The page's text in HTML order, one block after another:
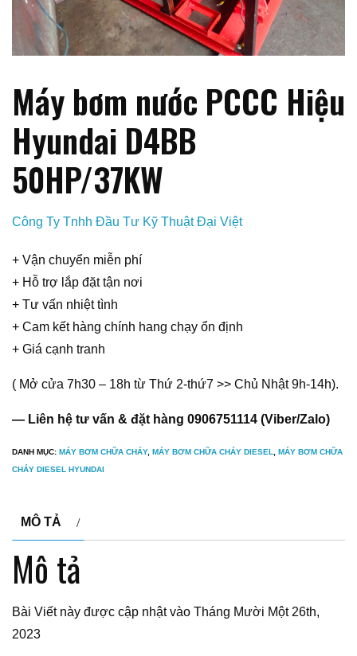
Máy bơm nước PCCC Hiệu
Hyundai D4BB
50HP/37KW
Công Ty Tnhh Đầu Tư Kỹ Thuật Đại Việt
+ Vận chuyển miễn phí
+ Hỗ trợ lắp đặt tận nơi
+ Tư vấn nhiệt tình
+ Cam kết hàng chính hang chạy ổn định
+ Giá cạnh tranh
( Mở cửa 7h30 – 18h từ Thứ 2-thứ7 >> Chủ Nhật 9h-14h).
— Liên hệ tư vấn & đặt hàng 0906751114 (Viber/Zalo)
DANH MỤC: MÁY BƠM CHỮA CHÁY, MÁY BƠM CHỮA CHÁY DIESEL, MÁY BƠM CHỮA
CHÁY DIESEL HYUNDAI
MÔ TẢ
Mô tả
Bài Viết này được cập nhật vào Tháng Mười Một 26th,
2023